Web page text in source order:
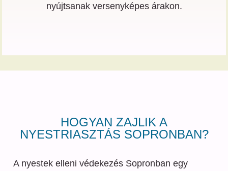
nyújtsanak versenyképes árakon.
HOGYAN ZAJLIK A
NYESTRIASZTÁS SOPRONBAN?
A nyestek elleni védekezés Sopronban egy